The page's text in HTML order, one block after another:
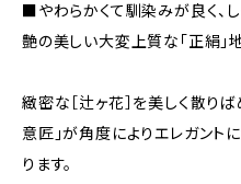
■やわらかくて馴染みが良く、
艶の美しい大変上質な「正絹」地
緻密な［辻ヶ花］を美しく散り
意匠」が角度によりエレガント
ります。